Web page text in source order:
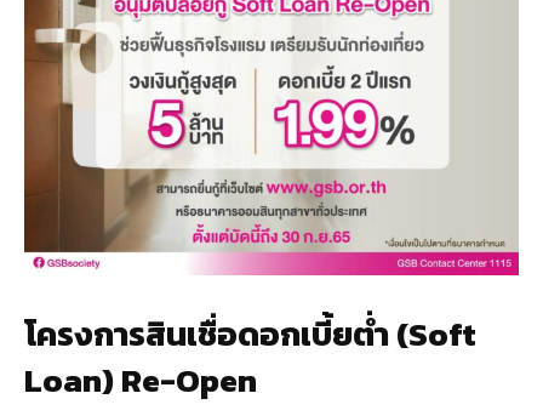
โครงการสินเชื่อดอกเบี้ยต่ำ (Soft
Loan) Re-Open